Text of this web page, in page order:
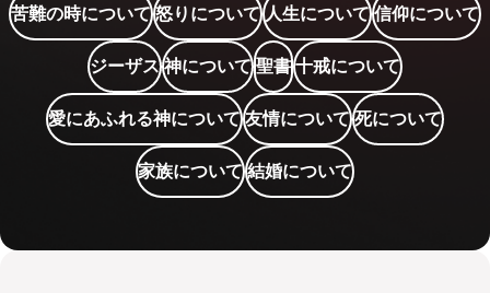
苦難の時について怒りについて人生について信仰について
ジーザス神について聖書十戒について
愛にあふれる神について友情について死について
家族について結婚について